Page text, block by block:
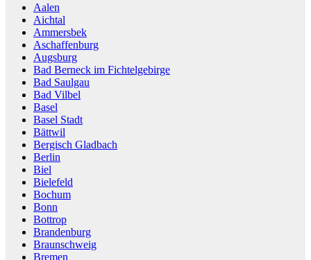
Aalen
Aichtal
Ammersbek
Aschaffenburg
Augsburg
Bad Berneck im Fichtelgebirge
Bad Saulgau
Bad Vilbel
Basel
Basel Stadt
Bättwil
Bergisch Gladbach
Berlin
Biel
Bielefeld
Bochum
Bonn
Bottrop
Brandenburg
Braunschweig
Bremen